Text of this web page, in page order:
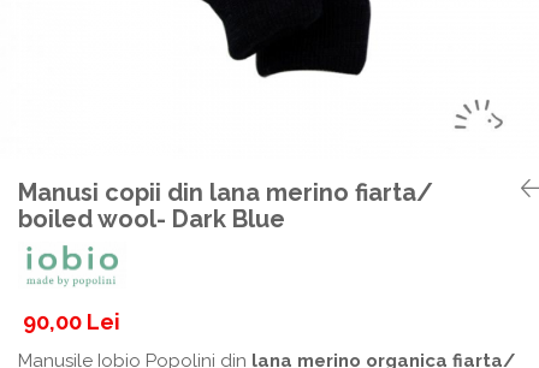
Prosoape
Perii de par bebe
Camasi Barbati
Camasi baieti
Body-uri bebe
Manusi copii din lana merino fiarta/
boiled wool- Dark Blue
90,00 Lei
Manusile Iobio Popolini din lana merino organica fiarta/